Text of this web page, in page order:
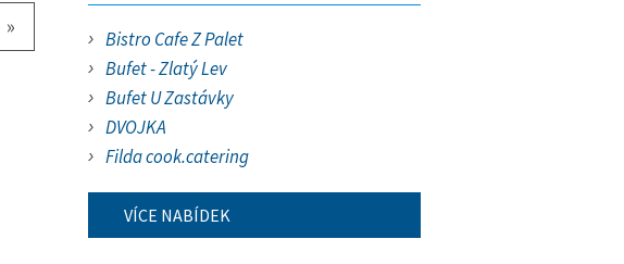
»
Bistro Cafe Z Palet
Bufet - Zlatý Lev
Bufet U Zastávky
DVOJKA
Filda cook.catering
VÍCE NABÍDEK